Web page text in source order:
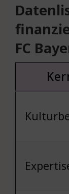
FC